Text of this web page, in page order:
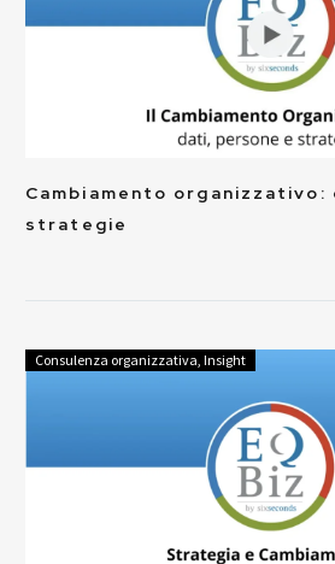
Cambiamento
strategie
Consulenza organizzativa, Insight